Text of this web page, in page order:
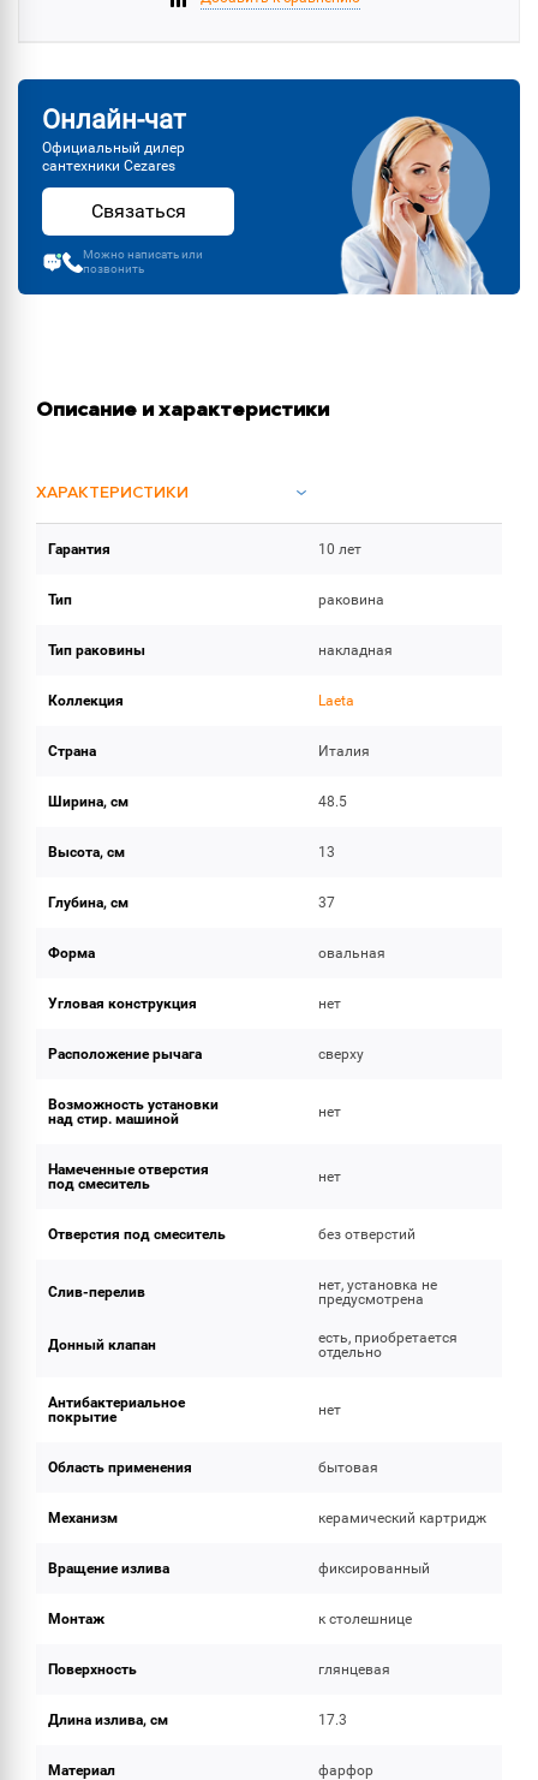
Онлайн-чат
Официальный дилер
сантехники Cezares
Связаться
Можно написать или
позвонить
Описание и характеристики
ХАРАКТЕРИСТИКИ
ОБЪЕМ ПОСТАВКИ (1)
Гарантия 10 лет
Тип раковина
Тип раковины накладная
Коллекция Laeta
Страна Италия
Ширина, см 48.5
Высота, см 13
Глубина, см 37
Форма овальная
Угловая конструкция нет
Расположение рычага сверху
Возможность установки
над стир. машиной
нет
Намеченные отверстия
под смеситель
нет
Отверстия под смеситель без отверстий
Слив-перелив
нет, установка не
предусмотрена
Донный клапан
есть, приобретается
отдельно
Антибактериальное
покрытие
нет
Область применения бытовая
Механизм керамический картридж
Вращение излива фиксированный
Монтаж к столешнице
Поверхность глянцевая
Длина излива, см 17.3
Материал фарфор